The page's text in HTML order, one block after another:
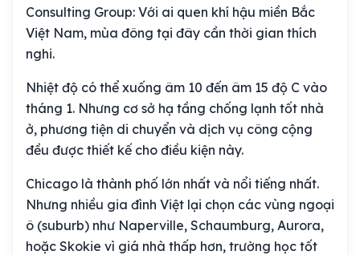
Consulting Group: Với ai quen khí hậu miền Bắc
Việt Nam, mùa đông tại đây cần thời gian thích
nghi.
Nhiệt độ có thể xuống âm 10 đến âm 15 độ C vào
tháng 1. Nhưng cơ sở hạ tầng chống lạnh tốt nhà
ở, phương tiện di chuyển và dịch vụ công cộng
đều được thiết kế cho điều kiện này.
Chicago là thành phố lớn nhất và nổi tiếng nhất.
Nhưng nhiều gia đình Việt lại chọn các vùng ngoại
ô (suburb) như Naperville, Schaumburg, Aurora,
hoặc Skokie vì giá nhà thấp hơn, trường học tốt